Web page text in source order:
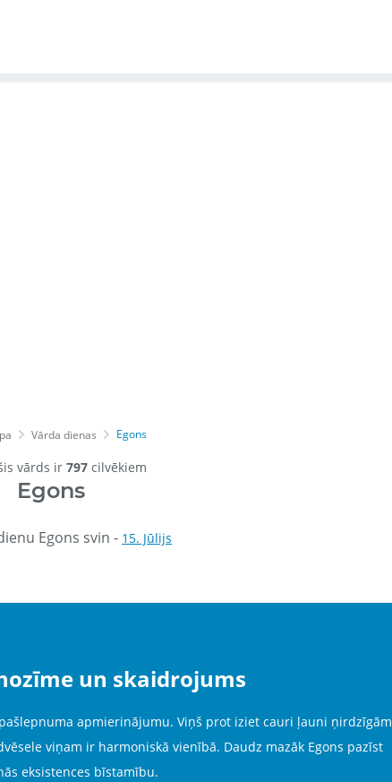
Vārda dienas Egons
vārds ir 797 cilvēkiem
Egons
Egons svin - 15. Jūlijs
un skaidrojums
apmierinājumu. Viņš prot iziet cauri ļauni ņirdzīgām
viņam ir harmoniskā vienībā. Daudz mazāk Egons pazīst
eksistences bīstamību.